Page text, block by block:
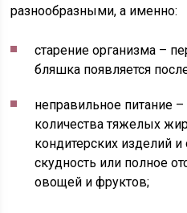
разнообразными, а именно:
старение организма –
бляшка появляется
неправильное питание
количества тяжелых
кондитерских изделий
скудность или полное
овощей и фруктов;